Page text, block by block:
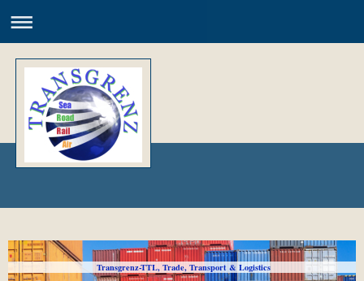
Transgrenz-TTL, Trade, Transport & Logistics